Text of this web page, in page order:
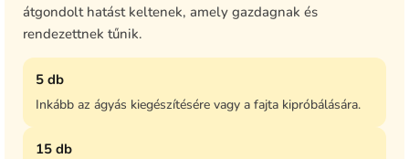
átgondolt hatást keltenek, amely gazdagnak és
rendezettnek tűnik.
5 db
Inkább az ágyás kiegészítésére vagy a fajta kipróbálására.
15 db